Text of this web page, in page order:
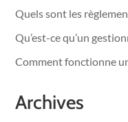
Quels sont les
Qu’est-ce qu’un
Comment fonctionne
Archives